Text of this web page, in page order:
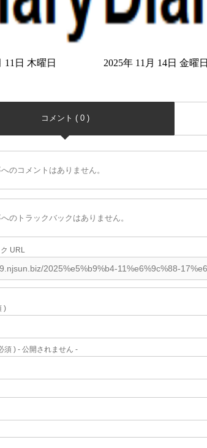
11日 木曜日 2025年 11月 14日 金曜日
コメント ( 0 )
のコメントはありません。
のトラックバックはありません。
URL
)
須 ) - 公開されません -